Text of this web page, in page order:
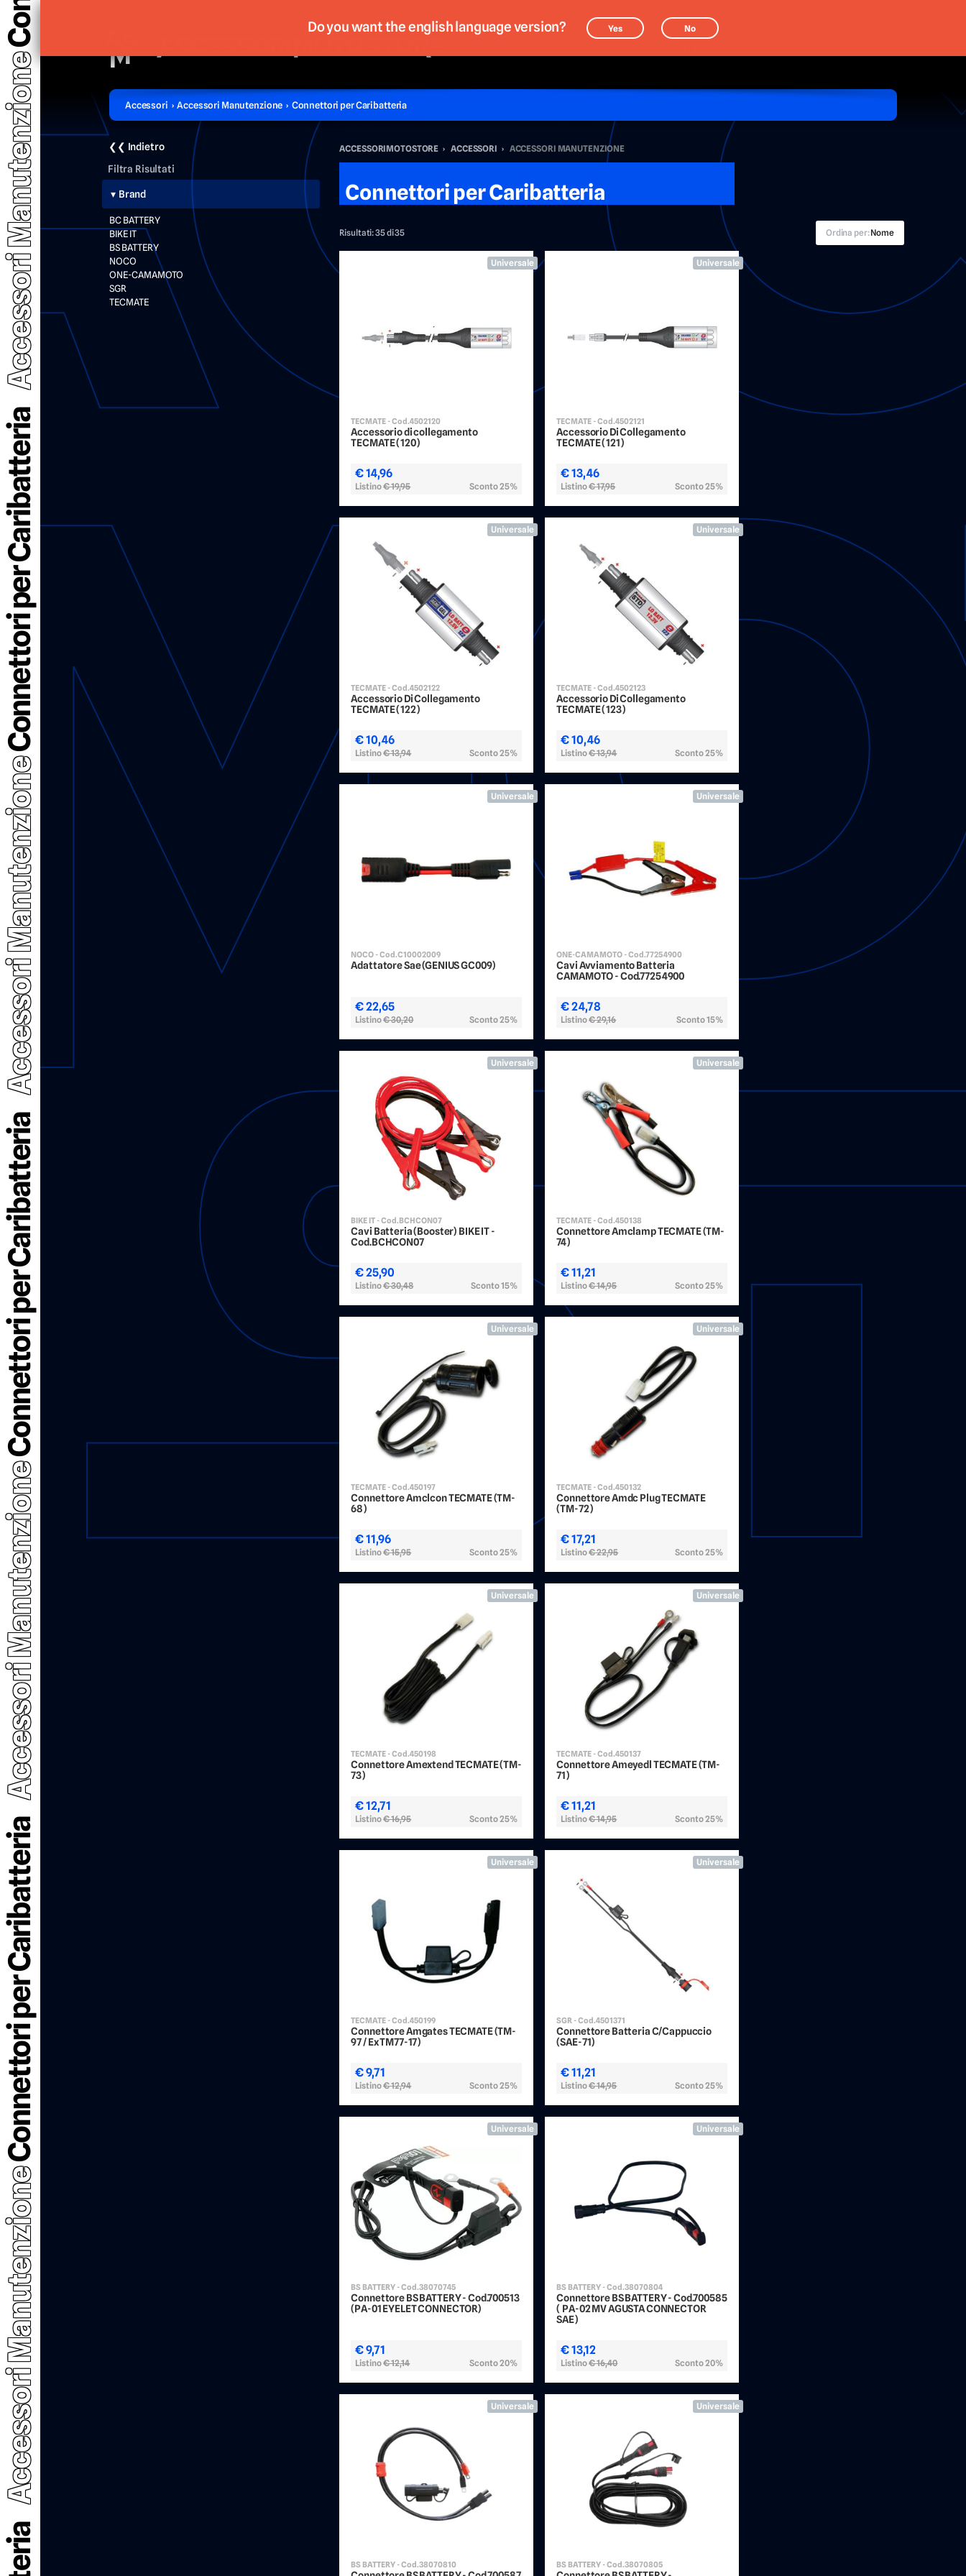
Accessori Manutenzione
Connettori per Caribatteria
Accessori Manutenzione
Connettori per Caribatteria
Accessori Manutenzione
Connettori per Caribatteria
Accessori Manutenzione Accessori › Accessori Manutenzione › Connettori per Caribatteria
ACCESSORIMOTOSTORE › ACCESSORI › ACCESSORI MANUTENZIONE
Connettori per Caribatteria
Ordina per:Nome
Risultati:35 di 35
Universale
TECMATE - Cod.4502120
Accessorio di collegamento
TECMATE (120)
€ 14,96
Listino€ 19,95 Sconto 25%
Universale
TECMATE - Cod.4502121
Accessorio Di Collegamento
TECMATE (121)
€ 13,46
Listino€ 17,95 Sconto 25%
Universale
TECMATE - Cod.4502122
Accessorio Di Collegamento
TECMATE (122)
€ 10,46
Listino€ 13,94 Sconto 25%
Universale
TECMATE - Cod.4502123
Accessorio Di Collegamento
TECMATE (123)
€ 10,46
Listino€ 13,94 Sconto 25%
Universale
NOCO - Cod.C10002009
Adattatore Sae (GENIUS GC009)
€ 22,65
Listino€ 30,20 Sconto 25%
Universale
ONE-CAMAMOTO - Cod.77254900
Cavi Avviamento Batteria
CAMAMOTO - Cod.77254900
€ 24,78
Listino€ 29,16 Sconto 15%
Universale
BIKE IT - Cod.BCHCON07
Cavi Batteria (Booster) BIKE IT -
Cod.BCHCON07
€ 25,90
Listino€ 30,48 Sconto 15%
Universale
TECMATE - Cod.450138
Connettore Amclamp TECMATE (TM-
74)
€ 11,21
Listino€ 14,95 Sconto 25%
Universale
TECMATE - Cod.450197
Connettore Amclcon TECMATE (TM-
68)
€ 11,96
Listino€ 15,95 Sconto 25%
Universale
TECMATE - Cod.450132
Connettore Amdc Plug TECMATE
(TM-72)
€ 17,21
Listino€ 22,95 Sconto 25%
Universale
TECMATE - Cod.450198
Connettore Amextend TECMATE (TM-
73)
€ 12,71
Listino€ 16,95 Sconto 25%
Universale
TECMATE - Cod.450137
Connettore Ameyedl TECMATE (TM-
71)
€ 11,21
Listino€ 14,95 Sconto 25%
Universale
TECMATE - Cod.450199
Connettore Amgates TECMATE (TM-
97 / Ex TM77-17)
€ 9,71
Listino€ 12,94 Sconto 25%
Universale
SGR - Cod.4501371
Connettore Batteria C/Cappuccio
(SAE-71)
€ 11,21
Listino€ 14,95 Sconto 25%
Universale
BS BATTERY - Cod.38070745
Connettore BS BATTERY - Cod.700513
(PA-01 EYELET CONNECTOR)
€ 9,71
Listino€ 12,14 Sconto 20%
Universale
BS BATTERY - Cod.38070804
Connettore BS BATTERY - Cod.700585
( PA-02 MV AGUSTA CONNECTOR
SAE)
€ 13,12
Listino€ 16,40 Sconto 20%
Universale
BS BATTERY - Cod.38070810
Universale
BS BATTERY - Cod.38070805
❮❮ Indietro
Filtra Risultati
Brand
BC BATTERY
BIKE IT
BS BATTERY
NOCO
ONE-CAMAMOTO
SGR
TECMATE
Do you want the english language version? Yes No